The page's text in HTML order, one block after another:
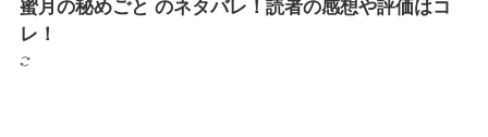
蜜月の秘めごと のネタバレ！読者の感想や評価はコ
レ！